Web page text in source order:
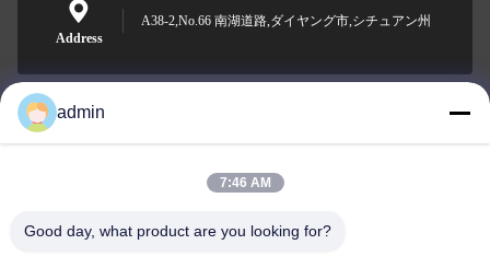
Address
A38-2,No.66 南湖道路,ダイヤング市,シチュアン州
Nero@enlaibio.com
admin
7:46 AM
Good day, what product are you looking for?